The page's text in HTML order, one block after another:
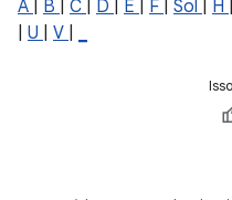
A B C D E F Sol H
U V